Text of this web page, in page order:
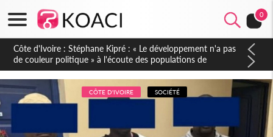
0
Mali : Les FAMa accueillent 254 anciens combattants issus de
groupes armés
CÔTE D'IVOIRE SOCIÉTÉ